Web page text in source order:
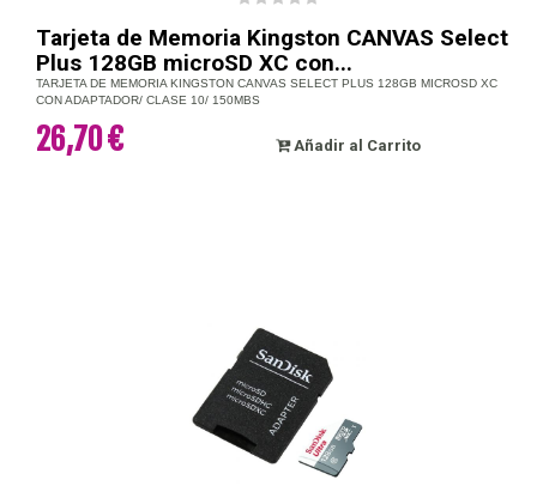
Tarjeta de Memoria Kingston CANVAS Select
Plus 128GB microSD XC con...
TARJETA DE MEMORIA KINGSTON CANVAS SELECT PLUS 128GB MICROSD XC
CON ADAPTADOR/ CLASE 10/ 150MBS
26,70 € Añadir al Carrito